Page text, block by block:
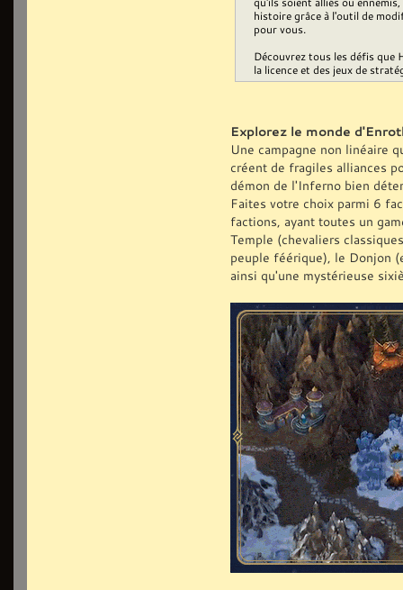
histoire grâce à l'outil de
pour vous.
Découvrez tous les défis que
la licence et des jeux de
Explorez le monde
Une campagne non linéaire
créent de fragiles alliances
démon de l'Inferno bien
Faites votre choix parmi 6
factions, ayant toutes un
Temple (chevaliers
peuple féérique), le Donjon
ainsi qu'une mystérieuse